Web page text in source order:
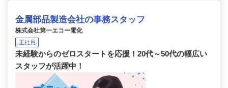
金属部品製造会社の事務スタッフ
株式会社第一エコー電化
正社員
未経験からのゼロスタートを応援！20代～50代の幅広い
スタッフが活躍中！